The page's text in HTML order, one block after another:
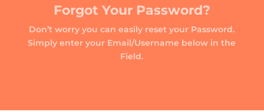
Forgot Your Password?
Don’t worry you can easily reset your Password.
Simply enter your Email/Username below in the
Field.